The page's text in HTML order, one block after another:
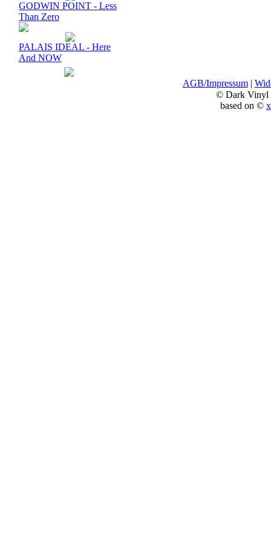
GODWIN POINT - Less
Than Zero
PALAIS IDEAL - Here
And NOW
AGB/Impressum|
© Dark Vinyl
based on ©